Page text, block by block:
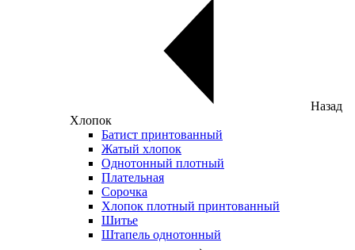
Назад
Хлопок
Батист принтованный
Жатый хлопок
Однотонный плотный
Плательная
Сорочка
Хлопок плотный принтованный
Шитье
Штапель однотонный